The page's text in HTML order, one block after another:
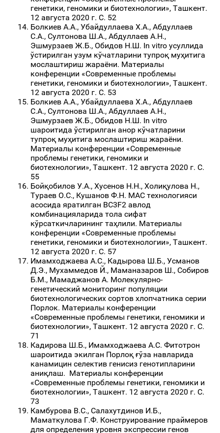
генетики, геномики и биотехнологии», Ташкент.
12 августа 2020 г. С. 52
Болкиев А.А., Убайдуллаева Х.А., Абдуллаев
С.А., Султонова Ш.А., Абдуллаев А.Н.,
Эшмурзаев Ж.Б., Обидов Н.Ш. In vitro усуллида
ўстирилган узум кўчатларини тупроқ муҳитига
мослаштириш жараёни. Материалы
конференции «Современные проблемы
генетики, геномики и биотехнологии», Ташкент.
12 августа 2020 г. С. 53
Болкиев А.А., Убайдуллаева Х.А., Абдуллаев
С.А., Султонова Ш.А., Абдуллаев А.Н.,
Эшмурзаев Ж.Б., Обидов Н.Ш. In vitro
шароитида ўстирилган анор кўчатларини
тупроқ муҳитига мослаштириш жараёни.
Материалы конференции «Современные
проблемы генетики, геномики и
биотехнологии», Ташкент. 12 августа 2020 г. С.
55
Бойқобилов У.А., Хусенов Н.Н., Холиқулова Н.,
Тураев О.С., Кушанов Ф.Н. МАС технологияси
асосида яратилган BC3F2 авлод
комбинацияларида тола сифат
кўрсаткичларининг таҳлили. Материалы
конференции «Современные проблемы
генетики, геномики и биотехнологии», Ташкент.
12 августа 2020 г. С. 57
Имамходжаева А.С., Кадырова Ш.Б., Усманов
Д.Э., Мухаммедов Й., Маманазаров Ш., Собиров
Б.М., Мамаджанов А. Молекулярно-
генетический мониторинг популяции
биотехнологических сортов хлопчатника серии
Порлок. Материалы конференции
«Современные проблемы генетики, геномики и
биотехнологии», Ташкент. 12 августа 2020 г. С.
71
Кадирова Ш.Б., Имамходжаева А.С. Фитотрон
шароитида экилган Порлоқ ғўза навларида
канамицин селектив генисиз генотипларини
аниқлаш. Материалы конференции
«Современные проблемы генетики, геномики и
биотехнологии», Ташкент. 12 августа 2020 г. С.
73
Камбурова В.С., Салахутдинов И.Б.,
Маматкулова Г.Ф. Конструирование праймеров
для определения уровня экспрессии генов